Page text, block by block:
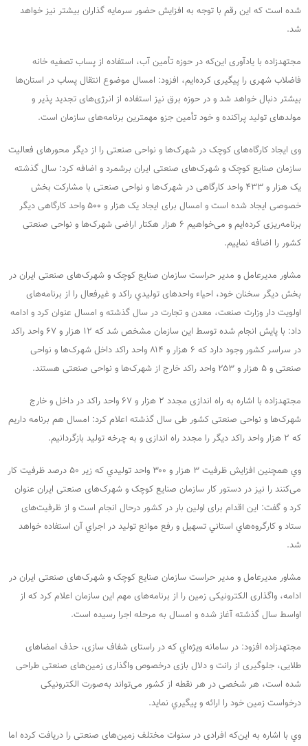
شده است که این رقم با توجه به افزایش حضور سرمایه گذاران بیشتر نیز خواهد
شد.
مجتهدزاده با یادآوری این‌که در حوزه تأمین آب، استفاده از پساب تصفیه خانه
فاضلاب شهری را پیگیری کرده‌ایم، افزود: امسال موضوع انتقال پساب در استان‌ها
بيشتر دنبال خواهد شد و در حوزه برق نیز استفاده از انرژی‌های تجدید پذیر و
مولدهای تولید پراکنده و خود تأمین جزو مهمترین برنامه‌های سازمان است.
وی ایجاد کارگاه‌های کوچک در شهرک‌ها و نواحی صنعتی را از دیگر محورهای فعالیت
سازمان صنایع کوچک و شهرک‌های صنعتی ایران برشمرد و اضافه كرد: سال گذشته
یک هزار و ۴۳۳ واحد کارگاهی در شهرک‌ها و نواحی صنعتی با مشارکت بخش
خصوصی ایجاد شده است و امسال برای ایجاد یک هزار و ۵۰۰ واحد کارگاهی دیگر
برنامه‌ریزی کرده‌ایم و می‌خواهیم ۶ هزار هکتار اراضی شهرک‌ها و نواحی صنعتی
کشور را اضافه نماییم.
مشاور مدیرعامل و مدیر حراست سازمان صنایع کوچک و شهرک‌های صنعتی ایران در
بخش دیگر سخنان خود، احیاء واحدهای توليدي راکد و غیرفعال را از برنامه‌های
اولویت ‌دار وزارت صنعت، معدن و تجارت در سال گذشته و امسال عنوان كرد و ادامه
داد: با پایش انجام شده توسط اين سازمان مشخص شد که ۱۲ هزار و ۶۷ واحد راکد
در سراسر کشور وجود دارد که ۶ هزار و ۸۱۴ واحد راکد داخل شهرک‌ها و نواحی
صنعتی و ۵ هزار و ۲۵۳ واحد راکد خارج از شهرک‌ها و نواحی صنعتی هستند.
مجتهدزاده با اشاره به راه‌ اندازی مجدد ۲ هزار و ۶۷ واحد راکد در داخل و خارج
شهرک‌ها و نواحی صنعتی کشور طی سال گذشته اعلام كرد: امسال هم برنامه داریم
که ۲ هزار واحد راکد دیگر را مجدد راه اندازی و به چرخه تولید بازگردانیم.
وي همچنین افزایش ظرفیت ۳ هزار و ۳۰۰ واحد توليدي که زیر ۵۰ درصد ظرفيت کار
می‌کنند را نیز در دستور کار سازمان صنایع کوچک و شهرک‌های صنعتی ایران عنوان
كرد و گفت: این اقدام برای اولین بار در کشور درحال انجام است و از ظرفیت‌های
ستاد و كارگروه‌هاي استاني تسهیل و رفع موانع تولید در اجراي آن استفاده خواهد
شد.
مشاور مدیرعامل و مدیر حراست سازمان صنایع کوچک و شهرک‌های صنعتی ایران در
ادامه، واگذاری الکترونیکی زمین را از برنامه‌های مهم اين سازمان اعلام كرد که از
اواسط سال گذشته آغاز شده و امسال به مرحله اجرا رسیده است.
مجتهدزاده افزود: در سامانه ویژه‌اي كه در راستای شفاف سازی، حذف امضاهای
طلایی، جلوگیری از رانت و دلال بازی درخصوص واگذاری زمین‌های صنعتی طراحی
شده است، هر شخصی در هر نقطه از کشور می‌تواند به‌صورت الکترونیکی
درخواست زمین خود را ارائه و پيگيري نمايد.
وي با اشاره به این‌که افرادی در سنوات مختلف زمین‌های صنعتی را دریافت کرده اما